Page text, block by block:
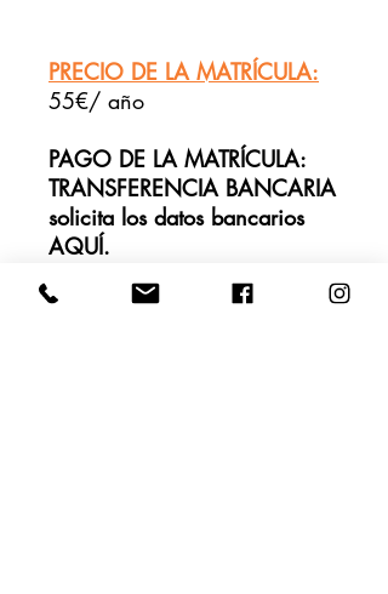
PRECIO DE LA MATRÍCULA:
55€/ año
PAGO DE LA MATRÍCULA:
TRANSFERENCIA BANCARIA
solicita los datos bancarios
AQUÍ.
Recuerda poner como